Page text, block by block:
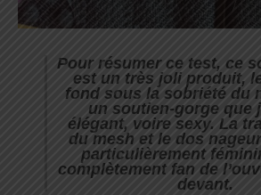
Pour résumer ce test, ce
est un très joli produit,
fond sous la sobriété du
un soutien-gorge que
élégant, voire sexy. La
du mesh et le dos
particulièrement
complètement fan de
devant.